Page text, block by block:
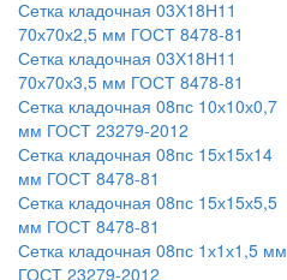
Сетка кладочная 03Х18Н11
70х70х2,5 мм ГОСТ 8478-81
Сетка кладочная 03Х18Н11
70х70х3,5 мм ГОСТ 8478-81
Сетка кладочная 08пс 10х10х0,7
мм ГОСТ 23279-2012
Сетка кладочная 08пс 15х15х14
мм ГОСТ 8478-81
Сетка кладочная 08пс 15х15х5,5
мм ГОСТ 8478-81
Сетка кладочная 08пс 1х1х1,5 мм
ГОСТ 23279-2012